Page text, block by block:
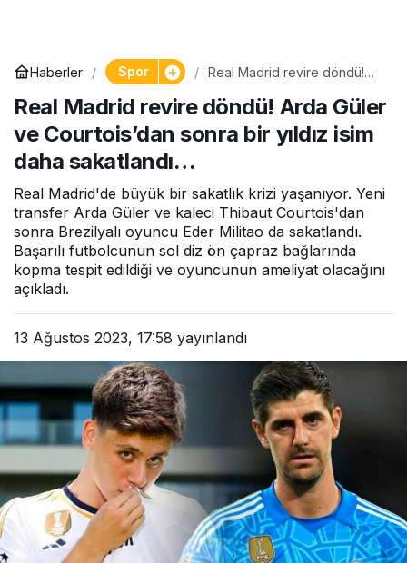
Haberler Spor
Real Madrid revire döndü!
sonra bir yıldız isim daha
sakatlandı…
Real Madrid revire döndü! Arda Güler
ve Courtois’dan sonra bir yıldız isim
daha sakatlandı…
Real Madrid'de büyük bir sakatlık krizi yaşanıyor. Yeni
transfer Arda Güler ve kaleci Thibaut Courtois'dan
sonra Brezilyalı oyuncu Eder Militao da sakatlandı.
Başarılı futbolcunun sol diz ön çapraz bağlarında
kopma tespit edildiği ve oyuncunun ameliyat olacağını
açıkladı.
13 Ağustos 2023, 17:58 yayınlandı